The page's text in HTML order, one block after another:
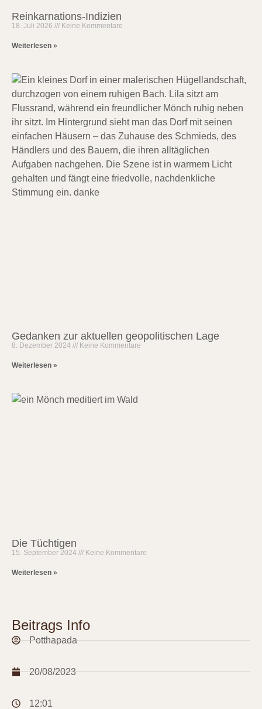
Reinkarnations-Indizien
18. Juli 2026 Keine Kommentare
Weiterlesen »
Gedanken zur aktuellen geopolitischen Lage
8. Dezember 2024 Keine Kommentare
Weiterlesen »
Die Tüchtigen
15. September 2024 Keine Kommentare
Weiterlesen »
Beitrags Info
Potthapada
20/08/2023
12:01